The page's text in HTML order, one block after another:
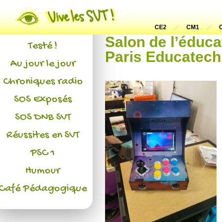
CE2 CM1
Salon de
Paris
Actualités
L'association
Testé !
Au jour le jour
Chroniques radio
SOS Exposés
SOS DNB SVT
Réussites en SVT
PSC 1
Humour
Pédagogique